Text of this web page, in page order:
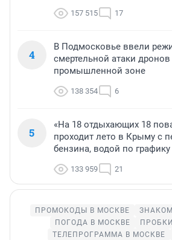
157 515 17
4
В Подмосковье ввели
смертельной атаки
промышленной зоне
138 354 6
5
«На 18 отдыхающих 18
проходит лето в Крыму с
бензина, водой по
133 959 21
ПРОМОКОДЫ В МОСКВЕ
ПОГОДА В МОСКВЕ
ТЕЛЕПРОГРАММА В МОСКВЕ